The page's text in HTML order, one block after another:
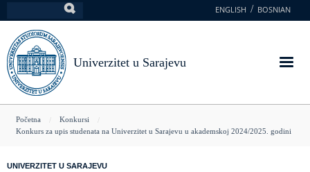
na
glavni
sadržaj
ENGLISH BOSNIAN
Univerzitet u Sarajevu
You
here
Početna
Konkursi
Konkurs za upis studenata na Univerzitet u Sarajevu u akademskoj 2024/2025. godini
UNIVERZITET U SARAJEVU